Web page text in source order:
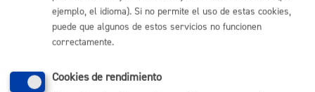
MÁQUINA
Solicitud informes de intervención: Guardia Municipal y
Salvamento
* Online con certificado electrónico
ejemplo, el idioma). Si no permite el uso de estas cookies,
puede que algunos de estos servicios no funcionen
correctamente.
Cookies de rendimiento